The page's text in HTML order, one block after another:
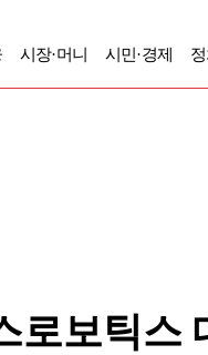
시장·머니 시민·경제
로보틱스